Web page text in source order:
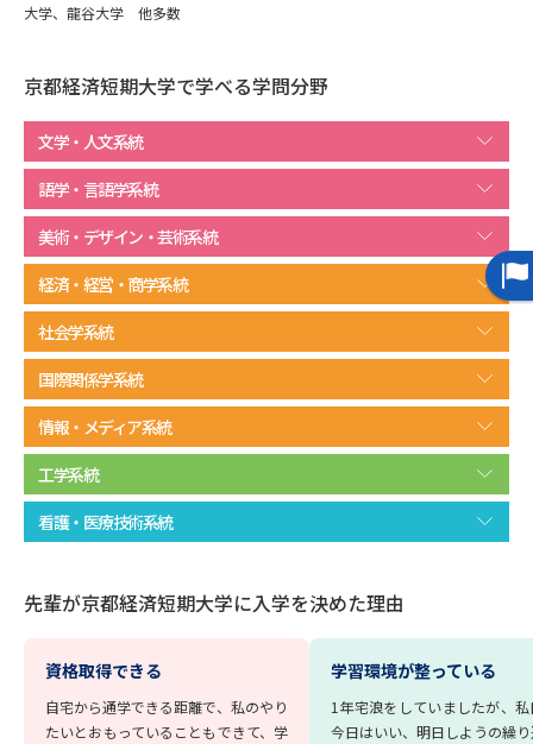
大学で学びたい学問発見
学問のミニ講義「夢ナビ講義」 学問分野解説
学問の教科書
Ｑ＆Ａ よくあるご質問 大学進学IDについて
資料の料金の
お支払いについて
テレメール
お支払いサイト
特定商取引表記
テレメール進学カタログ
訂正のご案内
大学、龍谷大学 他多数
京都経済短期大学で学べる学問分野
文学・人文系統
語学・言語学系統
美術・デザイン・芸術系統
経済・経営・商学系統
社会学系統
国際関係学系統
情報・メディア系統
工学系統
看護・医療技術系統
先輩が京都経済短期大学に入学を決めた理由
資格取得できる
自宅から通学できる距離で、私のやり
たいとおもっていることもできて、学
学習環境が整っている
1年宅浪をしていましたが、
今日はいい、明日しようの繰